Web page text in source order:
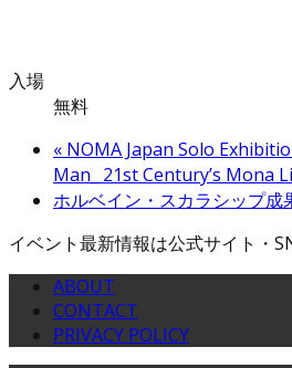
入場
無料
« NOMA Japan Solo
Man_ 21st Century’s Mona
ホルベイン・スカラシップ成
イベント最新情報は公式サイト・
ABOUT
CONTACT
PRIVACY POLICY